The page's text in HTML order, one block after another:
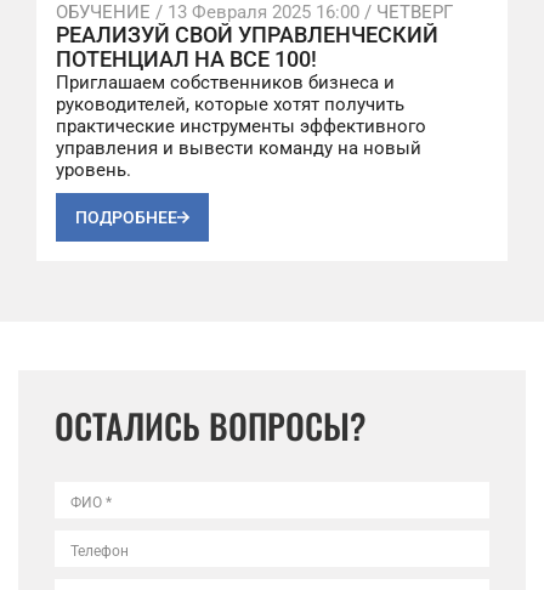
ОБУЧЕНИЕ / 13 Февраля 2025 16:00 / ЧЕТВЕРГ
РЕАЛИЗУЙ СВОЙ УПРАВЛЕНЧЕСКИЙ
ПОТЕНЦИАЛ НА ВСЕ 100!
Приглашаем собственников бизнеса и
руководителей, которые хотят получить
практические инструменты эффективного
управления и вывести команду на новый
уровень.
ПОДРОБНЕЕ
ОСТАЛИСЬ ВОПРОСЫ?
ФИО *
Телефон